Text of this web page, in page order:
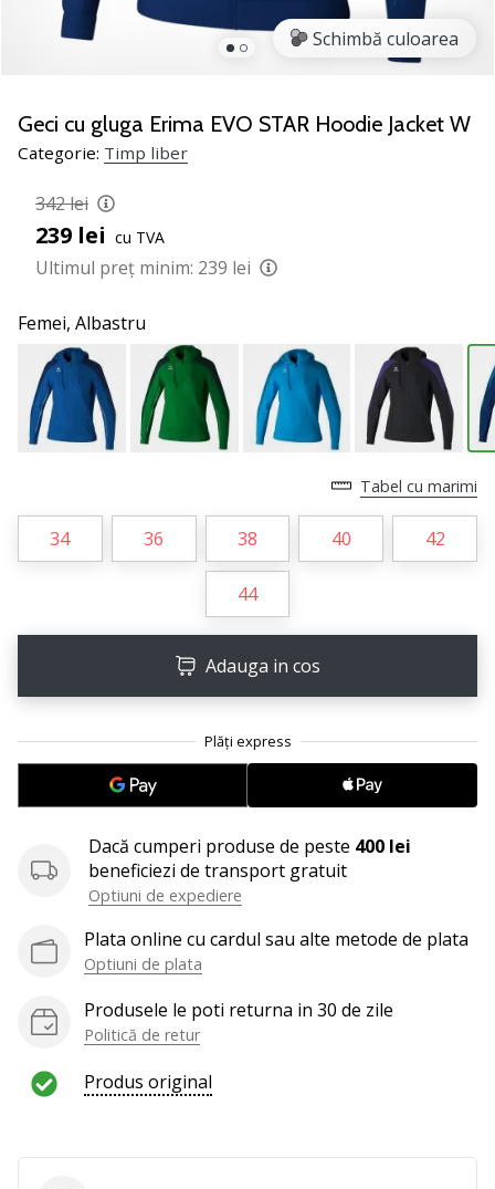
jucătorii
de
Crăciun
jucătorii
de
ne
te
ajutăm
să
alegi
Găsesti
pantofi,
2 min. de lectura
brandului
de
volei
un
fan
voleiului
ca
și
noi?
nouă
Schimbă culoarea
Geci cu gluga Erima EVO STAR Hoodie Jacket W
Categorie: Timp liber
342 lei
239 lei cu TVA
Ultimul preț minim: 239 lei
Femei, Albastru
Tabel cu marimi
34 36 38 40 42
44
Adauga in cos
Dacă cumperi produse de peste 400 lei
beneficiezi de transport gratuit
Optiuni de expediere
Plata online cu cardul sau alte metode de plata
Optiuni de plata
Produsele le poti returna in 30 de zile
Politică de retur
Produs original